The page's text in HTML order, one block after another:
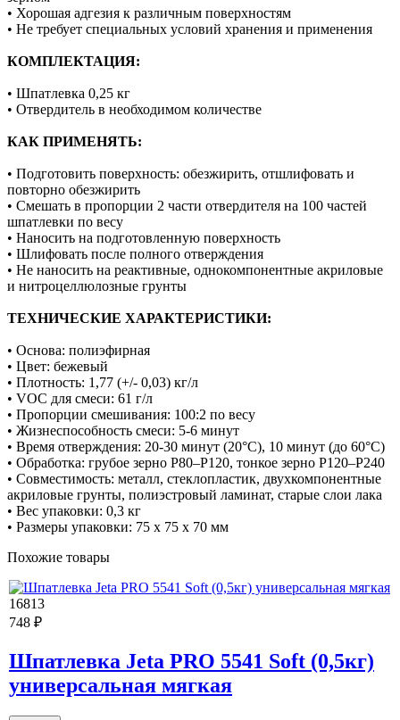
• Хорошая адгезия к различным поверхностям
• Не требует специальных условий хранения и применения
КОМПЛЕКТАЦИЯ:
• Шпатлевка 0,25 кг
• Отвердитель в необходимом количестве
КАК ПРИМЕНЯТЬ:
• Подготовить поверхность: обезжирить, отшлифовать и
повторно обезжирить
• Смешать в пропорции 2 части отвердителя на 100 частей
шпатлевки по весу
• Наносить на подготовленную поверхность
• Шлифовать после полного отверждения
• Не наносить на реактивные, однокомпонентные акриловые
и нитроцеллюлозные грунты
ТЕХНИЧЕСКИЕ ХАРАКТЕРИСТИКИ:
• Основа: полиэфирная
• Цвет: бежевый
• Плотность: 1,77 (+/- 0,03) кг/л
• VOC для смеси: 61 г/л
• Пропорции смешивания: 100:2 по весу
• Жизнеспособность смеси: 5-6 минут
• Время отверждения: 20-30 минут (20°C), 10 минут (до 60°C)
• Обработка: грубое зерно Р80–Р120, тонкое зерно Р120–Р240
• Совместимость: металл, стеклопластик, двухкомпонентные
акриловые грунты, полиэстровый ламинат, старые слои лака
• Вес упаковки: 0,3 кг
• Размеры упаковки: 75 x 75 x 70 мм
Похожие товары
16813
748 ₽
Шпатлевка Jeta PRO 5541 Soft (0,5кг)
универсальная мягкая